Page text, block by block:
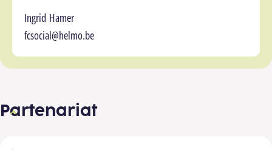
Ingrid Hamer
fcsocial@helmo.be
Partenariat